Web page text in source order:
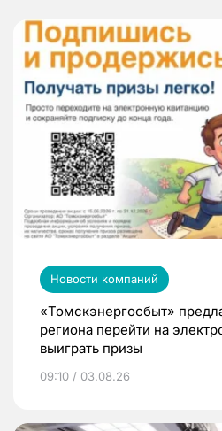
Новости компаний
«Томскэнергосбыт»
региона перейти на
выиграть призы
09:10 / 03.08.26